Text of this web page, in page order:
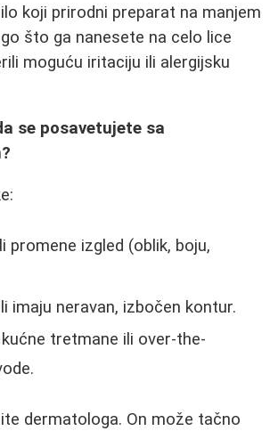
koji prirodni preparat na manjem
što ga nanesete na celo lice
moguću iritaciju ili alergijsku
se posavetujete sa
promene izgled (oblik, boju,
imaju neravan, izbočen kontur.
tretmane ili over-the-
dermatologa. On može tačno